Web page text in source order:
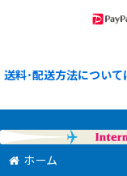
送料･配送方法について
ホーム